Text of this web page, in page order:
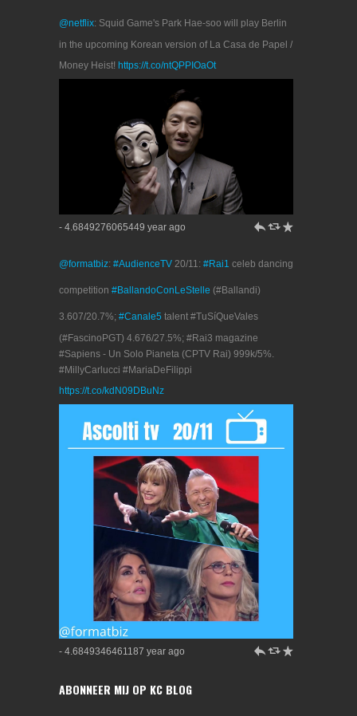
@netflix: Squid Game's Park Hae-soo will play Berlin
in the upcoming Korean version of La Casa de Papel /
Money Heist! https://t.co/ntQPPIOaOt
- 4.6849276065449 year ago h J R
@formatbiz: #AudienceTV 20/11: #Rai1 celeb dancing
competition #BallandoConLeStelle (#Ballandi)
3.607/20.7%; #Canale5 talent #TuSíQueVales
(#FascinoPGT) 4.676/27.5%; #Rai3 magazine
#Sapiens - Un Solo Pianeta (CPTV Rai) 999k/5%.
#MillyCarlucci #MariaDeFilippi
https://t.co/kdN09DBuNz
- 4.6849346461187 year ago h J R
ABONNEER MIJ OP KC BLOG